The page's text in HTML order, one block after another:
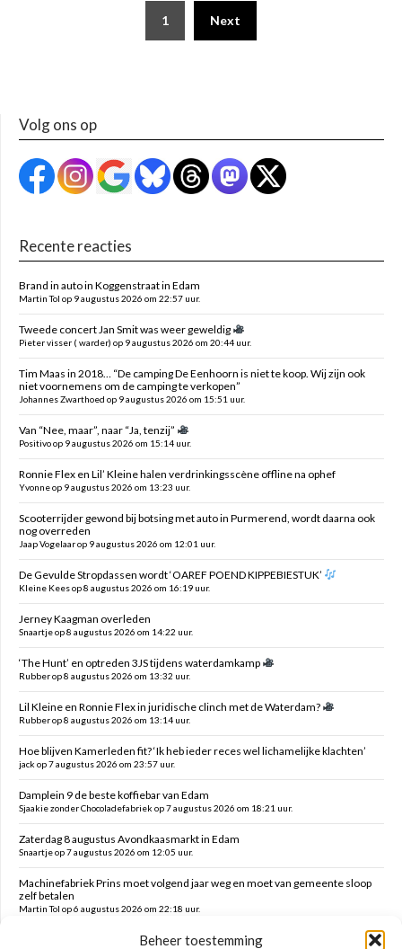
Beheer toestemming
1 Next
Volg ons op
Recente reacties
Brand in auto in Koggenstraat in Edam
Martin Tol op 9 augustus 2026 om 22:57 uur.
Tweede concert Jan Smit was weer geweldig
Pieter visser ( warder) op 9 augustus 2026 om 20:44 uur.
Tim Maas in 2018… “De camping De Eenhoorn is niet te koop. Wij zijn ook
niet voornemens om de camping te verkopen”
Johannes Zwarthoed op 9 augustus 2026 om 15:51 uur.
Van “Nee, maar”, naar “Ja, tenzij”
Positivo op 9 augustus 2026 om 15:14 uur.
Ronnie Flex en Lil’ Kleine halen verdrinkingsscène offline na ophef
Yvonne op 9 augustus 2026 om 13:23 uur.
Scooterrijder gewond bij botsing met auto in Purmerend, wordt daarna ook
nog overreden
Jaap Vogelaar op 9 augustus 2026 om 12:01 uur.
De Gevulde Stropdassen wordt ‘OAREF POEND KIPPEBIESTUK’
Kleine Kees op 8 augustus 2026 om 16:19 uur.
Jerney Kaagman overleden
Snaartje op 8 augustus 2026 om 14:22 uur.
‘The Hunt’ en optreden 3JS tijdens waterdamkamp
Rubber op 8 augustus 2026 om 13:32 uur.
Lil Kleine en Ronnie Flex in juridische clinch met de Waterdam?
Rubber op 8 augustus 2026 om 13:14 uur.
Hoe blijven Kamerleden fit? ‘Ik heb ieder reces wel lichamelijke klachten’
jack op 7 augustus 2026 om 23:57 uur.
Damplein 9 de beste koffiebar van Edam
Sjaakie zonder Chocoladefabriek op 7 augustus 2026 om 18:21 uur.
Zaterdag 8 augustus Avondkaasmarkt in Edam
Snaartje op 7 augustus 2026 om 12:05 uur.
Machinefabriek Prins moet volgend jaar weg en moet van gemeente sloop
zelf betalen
Martin Tol op 6 augustus 2026 om 22:18 uur.
Het Wapen van Middelie te koop: Transformeren naar wonen of horeca